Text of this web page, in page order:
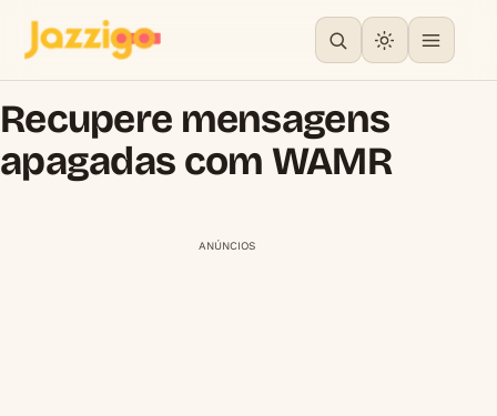
Recupere mensagens
apagadas com WAMR
ANÚNCIOS